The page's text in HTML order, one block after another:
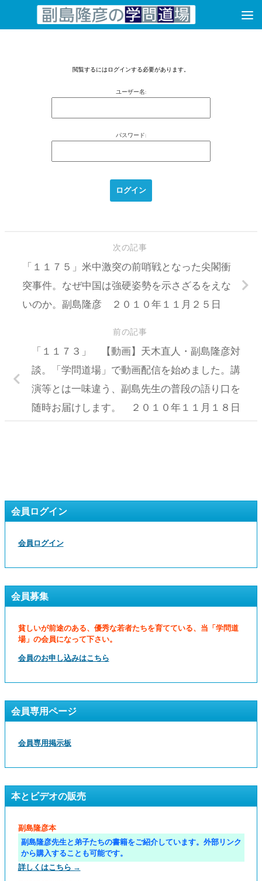
コンテンツへスキップ
閲覧するにはログインする必要があります。
ユーザー名:
パスワード:
次の記事
「１１７５」米中激突の前哨戦となった尖閣衝
突事件。なぜ中国は強硬姿勢を示さざるをえな
いのか。副島隆彦 ２０１０年１１月２５日
前の記事
「１１７３」 【動画】天木直人・副島隆彦対
談。「学問道場」で動画配信を始めました。講
演等とは一味違う、副島先生の普段の語り口を
随時お届けします。 ２０１０年１１月１８日
会員ログイン
会員ログイン
会員募集
貧しいが前途のある、優秀な若者たちを育てている、当「学問道
場」の会員になって下さい。
会員のお申し込みはこちら
会員専用ページ
会員専用掲示板
本とビデオの販売
副島隆彦本
副島隆彦先生と弟子たちの書籍をご紹介しています。外部リンク
から購入することも可能です。
詳しくはこちら →